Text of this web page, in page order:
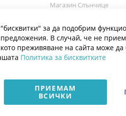
Магазин Слънчице
за да подобрим
В случай, че не
преживяване на сайта може
Политика за бисквитките
ПРИЕМАМ
ВСИЧКИ